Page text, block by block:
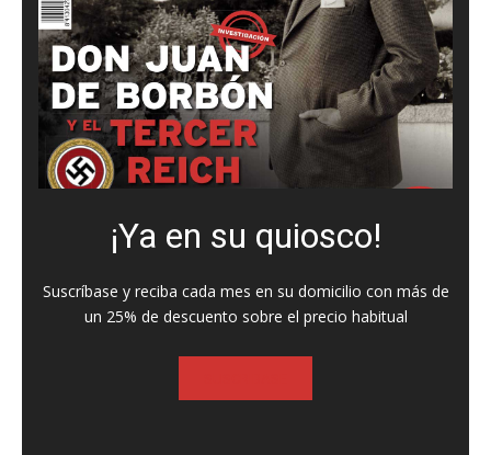
¡Ya en su quiosco!
Suscríbase y reciba cada mes en su domicilio con más de
un 25% de descuento sobre el precio habitual